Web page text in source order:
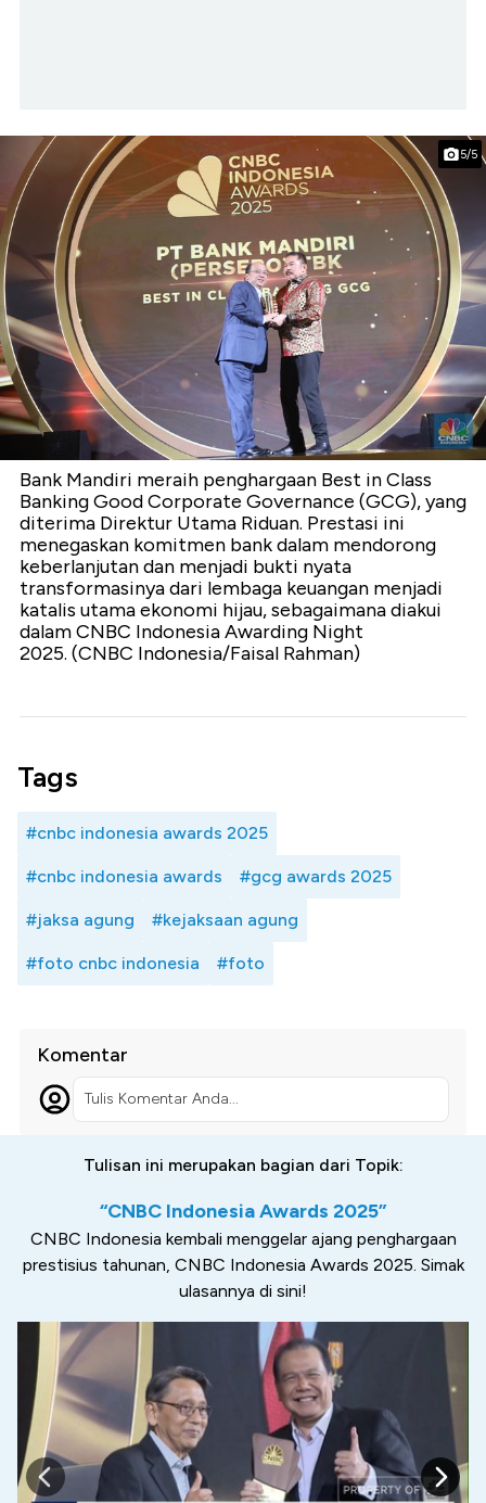
5/5
Bank Mandiri meraih penghargaan Best in Class
Banking Good Corporate Governance (GCG), yang
diterima Direktur Utama Riduan. Prestasi ini
menegaskan komitmen bank dalam mendorong
keberlanjutan dan menjadi bukti nyata
transformasinya dari lembaga keuangan menjadi
katalis utama ekonomi hijau, sebagaimana diakui
dalam CNBC Indonesia Awarding Night
2025. (CNBC Indonesia/Faisal Rahman)
Tags
#cnbc indonesia awards 2025
#cnbc indonesia awards #gcg awards 2025
#jaksa agung #kejaksaan agung
#foto cnbc indonesia #foto
Komentar
Tulis Komentar Anda...
Tulisan ini merupakan bagian dari Topik:
“CNBC Indonesia Awards 2025”
CNBC Indonesia kembali menggelar ajang penghargaan
prestisius tahunan, CNBC Indonesia Awards 2025. Simak
ulasannya di sini!